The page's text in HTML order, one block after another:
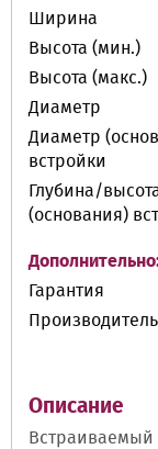
Ширина
Высота (мин.)
Высота (макс.)
Диаметр
Диаметр
встройки
Глубина/
(основания)
Гарантия
Производитель
Описание
Встраиваемый